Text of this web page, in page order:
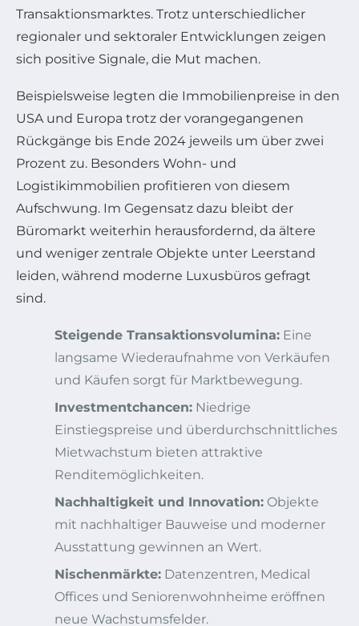
Transaktionsmarktes. Trotz unterschiedlicher
regionaler und sektoraler Entwicklungen zeigen
sich positive Signale, die Mut machen.
Beispielsweise legten die Immobilienpreise in den
USA und Europa trotz der vorangegangenen
Rückgänge bis Ende 2024 jeweils um über zwei
Prozent zu. Besonders Wohn- und
Logistikimmobilien profitieren von diesem
Aufschwung. Im Gegensatz dazu bleibt der
Büromarkt weiterhin herausfordernd, da ältere
und weniger zentrale Objekte unter Leerstand
leiden, während moderne Luxusbüros gefragt
sind.
Steigende Transaktionsvolumina: Eine
langsame Wiederaufnahme von Verkäufen
und Käufen sorgt für Marktbewegung.
Investmentchancen: Niedrige
Einstiegspreise und überdurchschnittliches
Mietwachstum bieten attraktive
Renditemöglichkeiten.
Nachhaltigkeit und Innovation: Objekte
mit nachhaltiger Bauweise und moderner
Ausstattung gewinnen an Wert.
Nischenmärkte: Datenzentren, Medical
Offices und Seniorenwohnheime eröffnen
neue Wachstumsfelder.